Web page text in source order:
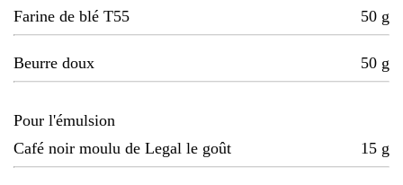
Farine de blé T55 50 g
Beurre doux 50 g
Pour l'émulsion
Café noir moulu de Legal le goût
15 g